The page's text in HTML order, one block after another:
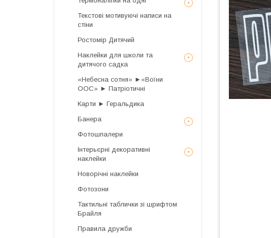
Текстові мотивуючі написи на
стіни
Ростомір Дитячий
Наклейки для школи та
дитячого садка
«Небесна сотня» ►«Воїни
ООС» ► Патріотичні
Карти ► Геральдика
Банера
Фотошпалери
Інтерьєрні декоративні
наклейки
Новорічні наклейки
Фотозони
Тактильні таблички зі шрифтом
Брайля
Правила дружби